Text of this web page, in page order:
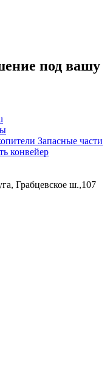
под вашу
Запасные части
конвейер
Грабцевское ш.,107